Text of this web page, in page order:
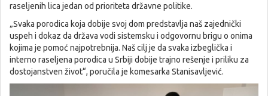
raseljenih lica jedan od prioriteta državne politike.
„Svaka porodica koja dobije svoj dom predstavlja naš zajednički
uspeh i dokaz da država vodi sistemsku i odgovornu brigu o onima
kojima je pomoć najpotrebnija. Naš cilj je da svaka izbeglička i
interno raseljena porodica u Srbiji dobije trajno rešenje i priliku za
dostojanstven život“, poručila je komesarka Stanisavljević.